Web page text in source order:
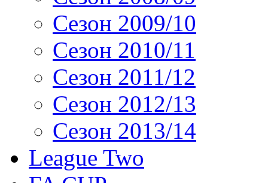
Сезон 2009/10
Сезон 2010/11
Сезон 2011/12
Сезон 2012/13
Сезон 2013/14
League Two